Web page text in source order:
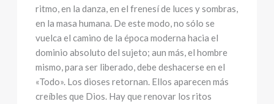
ritmo, en la danza, en el frenesí de luces y sombras,
en la masa humana. De este modo, no sólo se
vuelca el camino de la época moderna hacia el
dominio absoluto del sujeto; aun más, el hombre
mismo, para ser liberado, debe deshacerse en el
«Todo». Los dioses retornan. Ellos aparecen más
creíbles que Dios. Hay que renovar los ritos